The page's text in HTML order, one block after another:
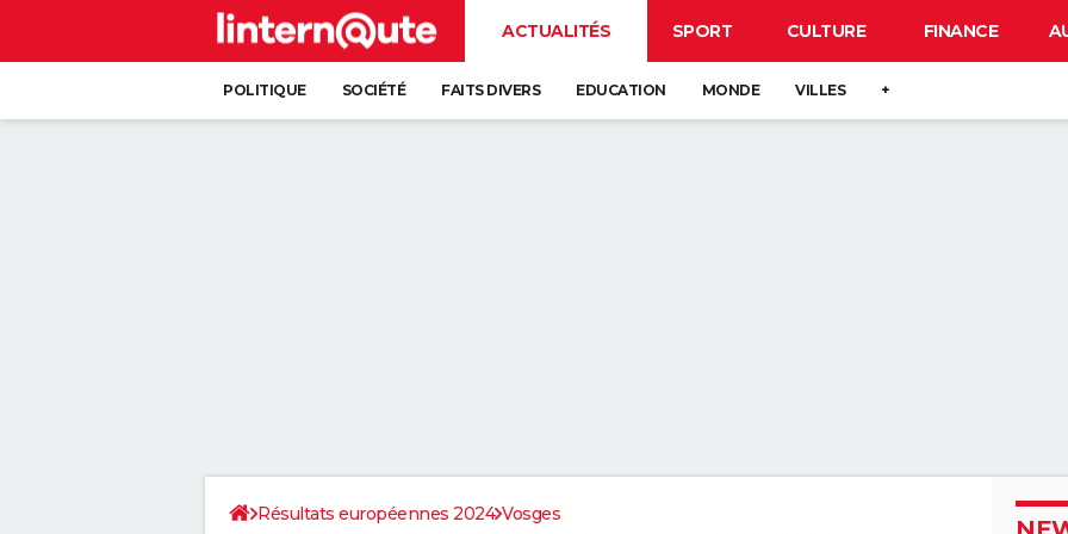
ACTUALITÉS SPORT CULTURE FINANCE
POLITIQUE SOCIÉTÉ FAITS DIVERS EDUCATION MONDE VILLES +
Résultats européennes 2024 Vosges